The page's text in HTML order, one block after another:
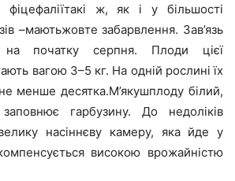
фіцефаліїтакі ж, як і у більшості
–маютьжовте забарвлення. Зав’язь
на початку серпня. Плоди цієї
вагою 3–5 кг. На одній рослині їх
менше десятка.М’якушплоду білий,
гарбузину. До недоліків
насіннєву камеру, яка йде у
високою врожайністю